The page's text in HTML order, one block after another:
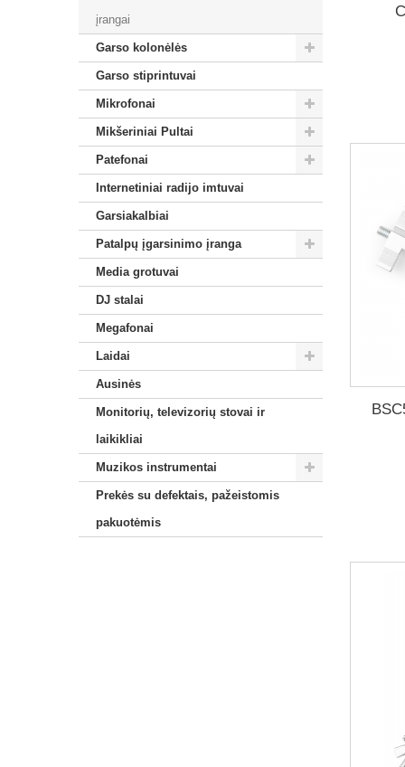
įrangai
Garso kolonėlės
Garso stiprintuvai
Mikrofonai
Mikšeriniai Pultai
Patefonai
Internetiniai radijo imtuvai
Garsiakalbiai
Patalpų įgarsinimo įranga
Media grotuvai
DJ stalai
Megafonai
Laidai
Ausinės
Monitorių, televizorių stovai ir
laikikliai
Muzikos instrumentai
Prekės su defektais, pažeistomis
pakuotėmis